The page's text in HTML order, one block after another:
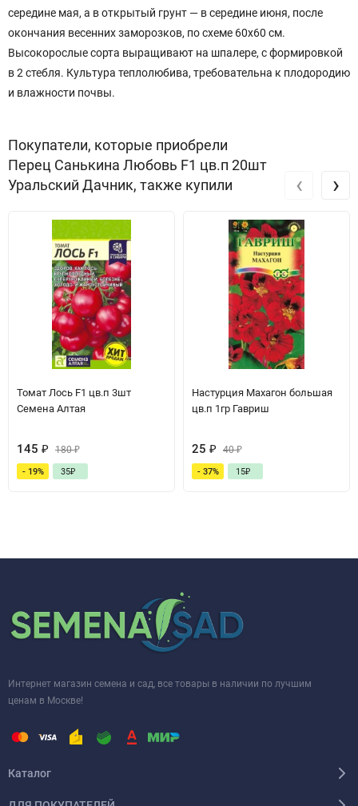
середине мая, а в открытый грунт — в середине июня, после
окончания весенних заморозков, по схеме 60х60 см.
Высокорослые сорта выращивают на шпалере, с формировкой
в 2 стебля. Культура теплолюбива, требовательна к плодородию
и влажности почвы.
Покупатели, которые приобрели
Перец Санькина Любовь F1 цв.п 20шт
Уральский Дачник, также купили
Томат Лось F1 цв.п 3шт
Семена Алтая
145 ₽ 180₽
- 19% 35₽
Настурция Махагон большая
цв.п 1гр Гавриш
25 ₽ 40₽
- 37% 15₽
‹ ›
Интернет магазин семена и сад, все товары в наличии по лучшим
ценам в Москве!
Каталог